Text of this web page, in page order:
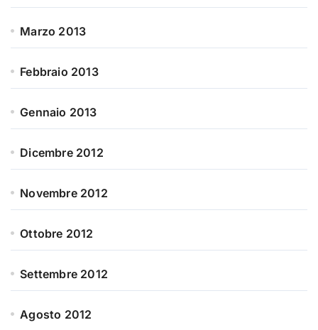
Marzo 2013
Febbraio 2013
Gennaio 2013
Dicembre 2012
Novembre 2012
Ottobre 2012
Settembre 2012
Agosto 2012